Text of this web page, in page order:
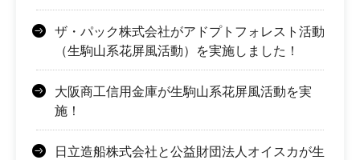
ザ・パック株式会社がアドプトフォレスト活動
（生駒山系花屏風活動）を実施しました！
大阪商工信用金庫が生駒山系花屏風活動を実
施！
日立造船株式会社と公益財団法人オイスカが生